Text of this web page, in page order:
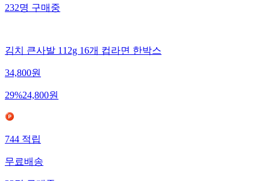
232명구매중
김치 큰사발 112g 16개 컵라면 한박스
34,800원
29%24,800원
744적립
무료배송